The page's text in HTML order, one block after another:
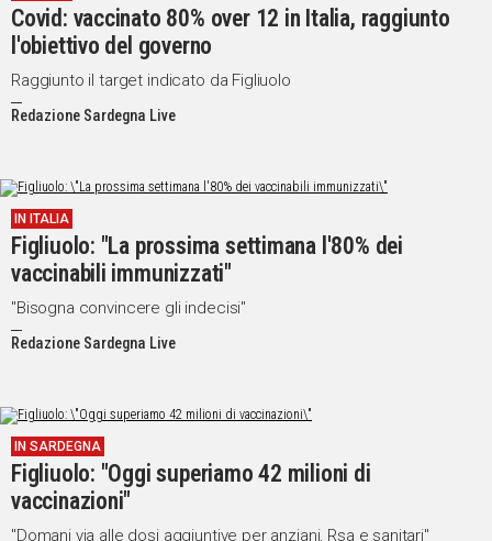
Covid: vaccinato 80% over 12 in Italia, raggiunto
l'obiettivo del governo
Raggiunto il target indicato da Figliuolo
Redazione Sardegna Live
IN ITALIA
Figliuolo: "La prossima settimana l'80% dei
vaccinabili immunizzati"
"Bisogna convincere gli indecisi"
Redazione Sardegna Live
IN SARDEGNA
Figliuolo: "Oggi superiamo 42 milioni di
vaccinazioni"
"Domani via alle dosi aggiuntive per anziani, Rsa e sanitari"